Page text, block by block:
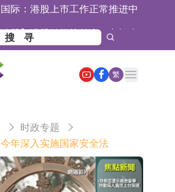
跌21.43%，天瑞汽车内饰
跌18.44%
股】港股涨幅榜前十，佳明集
(01271.HK)涨+78.22%，拿森
涨+64.11%
：公司为国内折叠屏核心功能
应商
药：公司已在中国获批上市26
户的测试认证
：7月份对11个实际控制关系
采取限制开仓的监管措施
务：成功中标哔哩哔哩上海滨
繁
Open main menu
时政专题
年深入实施国家安全法